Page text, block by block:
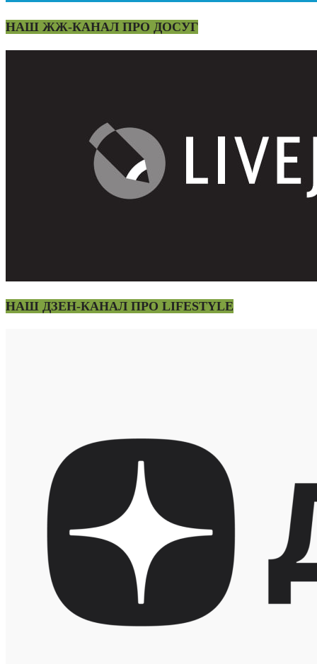
НАШ ЖЖ-КАНАЛ ПРО ДОСУГ
НАШ ДЗЕН-КАНАЛ ПРО LIFESTYLE